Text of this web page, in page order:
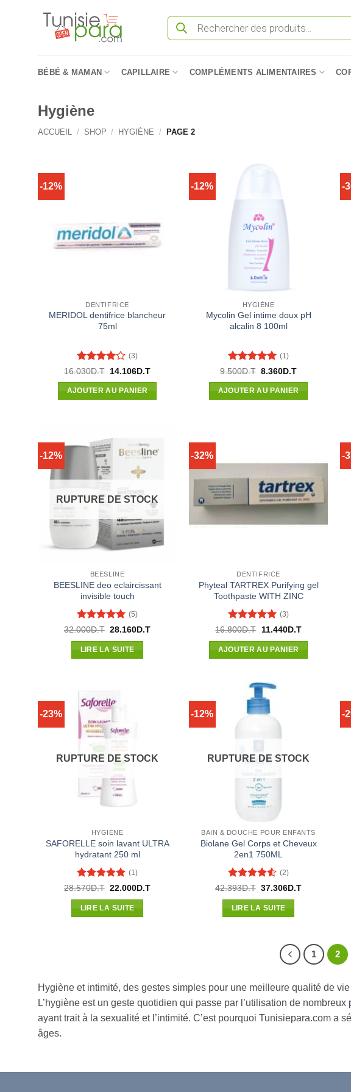
Recherche
produits
BÉBÉ & MAMAN CAPILLAIRE COMPLÉMENTS ALIMENTAIRES
Hygiène
ACCUEIL / SHOP / HYGIÈNE / PAGE 2
-12%
DENTIFRICE
MERIDOL dentifrice blancheur
75ml
Note4
(3)
16.030D.T Le
initial
était :
14.106D.TLe
AJOUTER AU PANIER
-12%
HYGIÈNE
Mycolin Gel intime doux pH
alcalin 8 100ml
Note5 sur
(1)
9.500D.T Le
initial
était :
8.360D.TLe
actuel
est :
AJOUTER AU PANIER
-
-12%
RUPTURE DE STOCK
BEESLINE
BEESLINE deo eclaircissant
invisible touch
Note5 sur
(5)
32.000D.T Le
initial
était :
28.160D.TLe
LIRE LA SUITE
-32%
DENTIFRICE
Phyteal TARTREX Purifying gel
Toothpaste WITH ZINC
Note5 sur
(3)
16.800D.T
Le
initial
était :
11.440D.TLe
AJOUTER AU PANIER
-
-23%
RUPTURE DE STOCK
HYGIÈNE
SAFORELLE soin lavant ULTRA
hydratant 250 ml
Note5 sur
(1)
28.570D.T Le
initial
était :
22.000D.TLe
LIRE LA SUITE
-12%
RUPTURE DE STOCK
BAIN & DOUCHE POUR ENFANTS
Biolane Gel Corps et Cheveux
2en1 750ML
Note4.5
(2)
42.393D.T Le
initial
était :
37.306D.TLe
LIRE LA SUITE
-
1 2
Hygiène et intimité, des gestes simples pour une meilleure qualité de vie
L’hygiène est un geste quotidien qui passe par l’utilisation de nombreux
ayant trait à la sexualité et l’intimité. C’est pourquoi Tunisiepara.com a
âges.